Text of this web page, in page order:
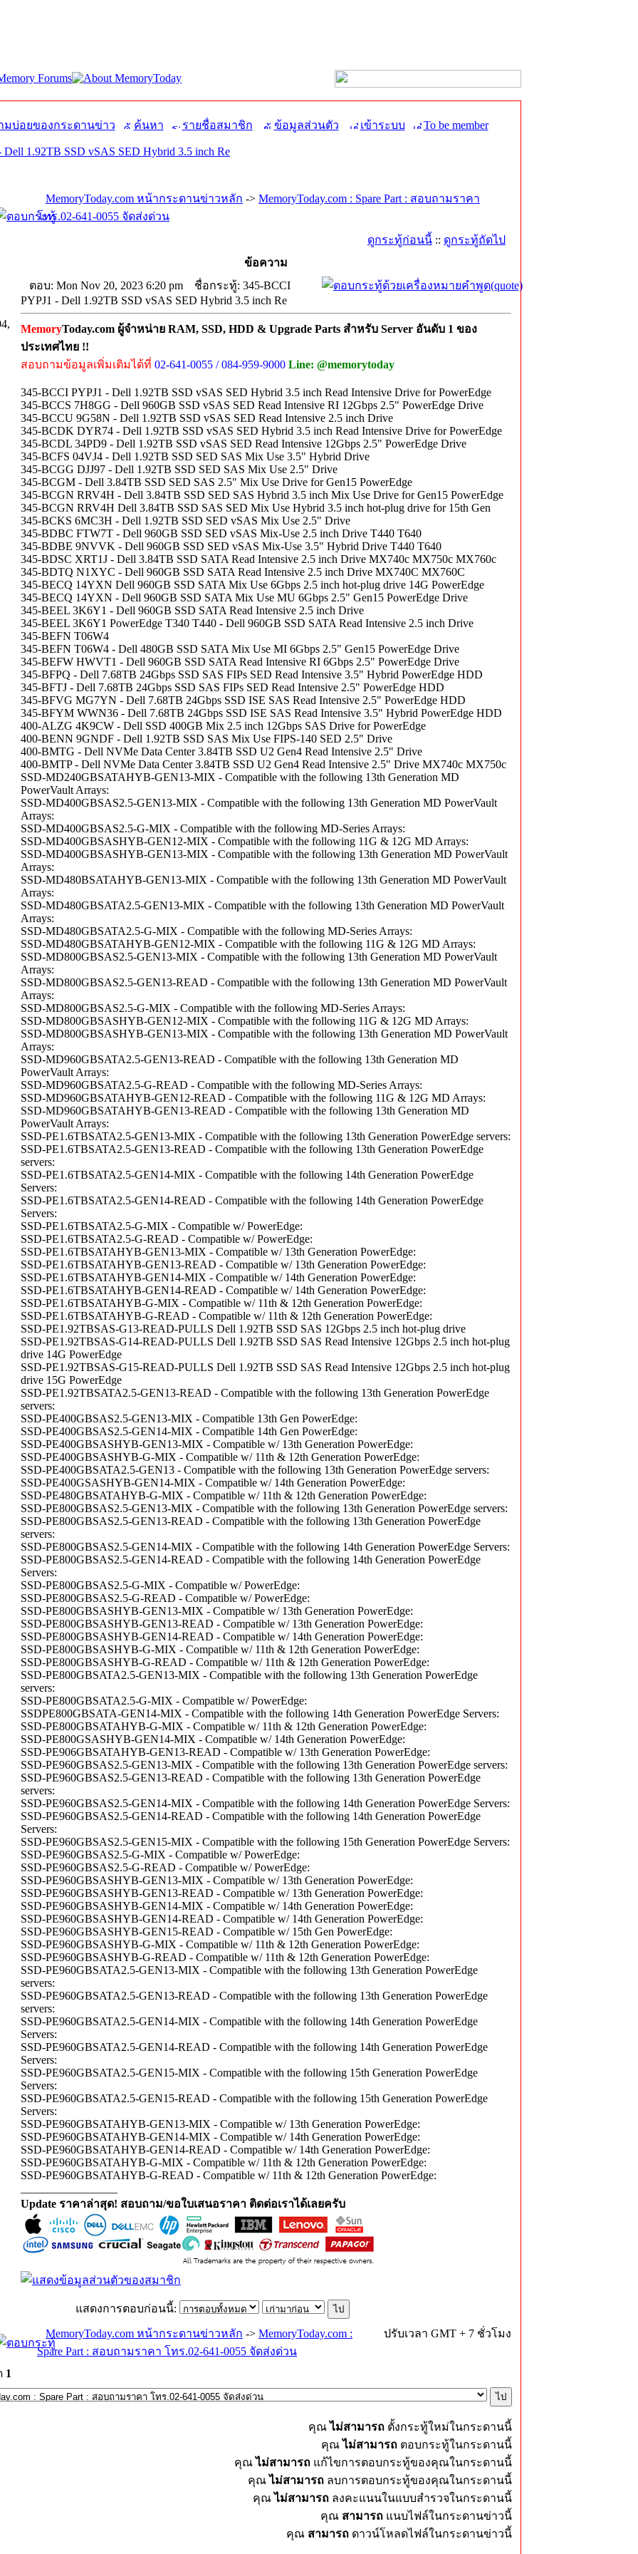
มบ่อยของกระดานข่าว ค้นหา รายชื่อสมาชิก ข้อมูลส่วนตัว เข้าระบบ To be member
Dell 1.92TB SSD vSAS SED Hybrid 3.5 inch Re
MemoryToday.com หน้ากระดานข่าวหลัก -> MemoryToday.com : Spare Part : สอบถามราคา
โทร.02-641-0055 จัดส่งด่วน
ดูกระทู้ก่อนนี้ :: ดูกระทู้ถัดไป
ข้อความ
ตอบ: Mon Nov 20, 2023 6:20 pm
ชื่อกระทู้: 345-BCCI
PYPJ1 - Dell 1.92TB SSD vSAS SED Hybrid 3.5 inch Re
MemoryToday.com ผู้จำหน่าย RAM, SSD, HDD & Upgrade Parts สำหรับ Server อันดับ 1 ของ
ประเทศไทย !!
สอบถามข้อมูลเพิ่มเติมได้ที่ 02-641-0055 / 084-959-9000 Line: @memorytoday
345-BCCI PYPJ1 - Dell 1.92TB SSD vSAS SED Hybrid 3.5 inch Read Intensive Drive for PowerEdge
345-BCCS 7H8GG - Dell 960GB SSD vSAS SED Read Intensive RI 12Gbps 2.5" PowerEdge Drive
345-BCCU 9G58N - Dell 1.92TB SSD vSAS SED Read Intensive 2.5 inch Drive
345-BCDK DYR74 - Dell 1.92TB SSD vSAS SED Hybrid 3.5 inch Read Intensive Drive for PowerEdge
345-BCDL 34PD9 - Dell 1.92TB SSD vSAS SED Read Intensive 12Gbps 2.5" PowerEdge Drive
345-BCFS 04VJ4 - Dell 1.92TB SSD SED SAS Mix Use 3.5" Hybrid Drive
345-BCGG DJJ97 - Dell 1.92TB SSD SED SAS Mix Use 2.5" Drive
345-BCGM - Dell 3.84TB SSD SED SAS 2.5" Mix Use Drive for Gen15 PowerEdge
345-BCGN RRV4H - Dell 3.84TB SSD SED SAS Hybrid 3.5 inch Mix Use Drive for Gen15 PowerEdge
345-BCGN RRV4H Dell 3.84TB SSD SAS SED Mix Use Hybrid 3.5 inch hot-plug drive for 15th Gen
345-BCKS 6MC3H - Dell 1.92TB SSD SED vSAS Mix Use 2.5" Drive
345-BDBC FTW7T - Dell 960GB SSD SED vSAS Mix-Use 2.5 inch Drive T440 T640
345-BDBE 9NVVK - Dell 960GB SSD SED vSAS Mix-Use 3.5" Hybrid Drive T440 T640
345-BDSC XRT1J - Dell 3.84TB SSD SATA Read Intensive 2.5 inch Drive MX740c MX750c MX760c
345-BDTQ N1XYC - Dell 960GB SSD SATA Read Intensive 2.5 inch Drive MX740C MX760C
345-BECQ 14YXN Dell 960GB SSD SATA Mix Use 6Gbps 2.5 inch hot-plug drive 14G PowerEdge
345-BECQ 14YXN - Dell 960GB SSD SATA Mix Use MU 6Gbps 2.5" Gen15 PowerEdge Drive
345-BEEL 3K6Y1 - Dell 960GB SSD SATA Read Intensive 2.5 inch Drive
345-BEEL 3K6Y1 PowerEdge T340 T440 - Dell 960GB SSD SATA Read Intensive 2.5 inch Drive
345-BEFN T06W4
345-BEFN T06W4 - Dell 480GB SSD SATA Mix Use MI 6Gbps 2.5" Gen15 PowerEdge Drive
345-BEFW HWVT1 - Dell 960GB SSD SATA Read Intensive RI 6Gbps 2.5" PowerEdge Drive
345-BFPQ - Dell 7.68TB 24Gbps SSD SAS FIPs SED Read Intensive 3.5" Hybrid PowerEdge HDD
345-BFTJ - Dell 7.68TB 24Gbps SSD SAS FIPs SED Read Intensive 2.5" PowerEdge HDD
345-BFVG MG7YN - Dell 7.68TB 24Gbps SSD ISE SAS Read Intensive 2.5" PowerEdge HDD
345-BFYM WWN36 - Dell 7.68TB 24Gbps SSD ISE SAS Read Intensive 3.5" Hybrid PowerEdge HDD
400-ALZG 4K9CW - Dell SSD 400GB Mix 2.5 inch 12Gbps SAS Drive for PowerEdge
400-BENN 9GNDF - Dell 1.92TB SSD SAS Mix Use FIPS-140 SED 2.5" Drive
400-BMTG - Dell NVMe Data Center 3.84TB SSD U2 Gen4 Read Intensive 2.5" Drive
400-BMTP - Dell NVMe Data Center 3.84TB SSD U2 Gen4 Read Intensive 2.5" Drive MX740c MX750c
SSD-MD240GBSATAHYB-GEN13-MIX - Compatible with the following 13th Generation MD
PowerVault Arrays:
SSD-MD400GBSAS2.5-GEN13-MIX - Compatible with the following 13th Generation MD PowerVault
Arrays:
SSD-MD400GBSAS2.5-G-MIX - Compatible with the following MD-Series Arrays:
SSD-MD400GBSASHYB-GEN12-MIX - Compatible with the following 11G & 12G MD Arrays:
SSD-MD400GBSASHYB-GEN13-MIX - Compatible with the following 13th Generation MD PowerVault
Arrays:
SSD-MD480BSATAHYB-GEN13-MIX - Compatible with the following 13th Generation MD PowerVault
Arrays:
SSD-MD480GBSATA2.5-GEN13-MIX - Compatible with the following 13th Generation MD PowerVault
Arrays:
SSD-MD480GBSATA2.5-G-MIX - Compatible with the following MD-Series Arrays:
SSD-MD480GBSATAHYB-GEN12-MIX - Compatible with the following 11G & 12G MD Arrays:
SSD-MD800GBSAS2.5-GEN13-MIX - Compatible with the following 13th Generation MD PowerVault
Arrays:
SSD-MD800GBSAS2.5-GEN13-READ - Compatible with the following 13th Generation MD PowerVault
Arrays:
SSD-MD800GBSAS2.5-G-MIX - Compatible with the following MD-Series Arrays:
SSD-MD800GBSASHYB-GEN12-MIX - Compatible with the following 11G & 12G MD Arrays:
SSD-MD800GBSASHYB-GEN13-MIX - Compatible with the following 13th Generation MD PowerVault
Arrays:
SSD-MD960GBSATA2.5-GEN13-READ - Compatible with the following 13th Generation MD
PowerVault Arrays:
SSD-MD960GBSATA2.5-G-READ - Compatible with the following MD-Series Arrays:
SSD-MD960GBSATAHYB-GEN12-READ - Compatible with the following 11G & 12G MD Arrays:
SSD-MD960GBSATAHYB-GEN13-READ - Compatible with the following 13th Generation MD
PowerVault Arrays:
SSD-PE1.6TBSATA2.5-GEN13-MIX - Compatible with the following 13th Generation PowerEdge servers:
SSD-PE1.6TBSATA2.5-GEN13-READ - Compatible with the following 13th Generation PowerEdge
servers:
SSD-PE1.6TBSATA2.5-GEN14-MIX - Compatible with the following 14th Generation PowerEdge
Servers:
SSD-PE1.6TBSATA2.5-GEN14-READ - Compatible with the following 14th Generation PowerEdge
Servers:
SSD-PE1.6TBSATA2.5-G-MIX - Compatible w/ PowerEdge:
SSD-PE1.6TBSATA2.5-G-READ - Compatible w/ PowerEdge:
SSD-PE1.6TBSATAHYB-GEN13-MIX - Compatible w/ 13th Generation PowerEdge:
SSD-PE1.6TBSATAHYB-GEN13-READ - Compatible w/ 13th Generation PowerEdge:
SSD-PE1.6TBSATAHYB-GEN14-MIX - Compatible w/ 14th Generation PowerEdge:
SSD-PE1.6TBSATAHYB-GEN14-READ - Compatible w/ 14th Generation PowerEdge:
SSD-PE1.6TBSATAHYB-G-MIX - Compatible w/ 11th & 12th Generation PowerEdge:
SSD-PE1.6TBSATAHYB-G-READ - Compatible w/ 11th & 12th Generation PowerEdge:
SSD-PE1.92TBSAS-G13-READ-PULLS Dell 1.92TB SSD SAS 12Gbps 2.5 inch hot-plug drive
SSD-PE1.92TBSAS-G14-READ-PULLS Dell 1.92TB SSD SAS Read Intensive 12Gbps 2.5 inch hot-plug
drive 14G PowerEdge
SSD-PE1.92TBSAS-G15-READ-PULLS Dell 1.92TB SSD SAS Read Intensive 12Gbps 2.5 inch hot-plug
drive 15G PowerEdge
SSD-PE1.92TBSATA2.5-GEN13-READ - Compatible with the following 13th Generation PowerEdge
servers:
SSD-PE400GBSAS2.5-GEN13-MIX - Compatible 13th Gen PowerEdge:
SSD-PE400GBSAS2.5-GEN14-MIX - Compatible 14th Gen PowerEdge:
SSD-PE400GBSASHYB-GEN13-MIX - Compatible w/ 13th Generation PowerEdge:
SSD-PE400GBSASHYB-G-MIX - Compatible w/ 11th & 12th Generation PowerEdge:
SSD-PE400GBSATA2.5-GEN13 - Compatible with the following 13th Generation PowerEdge servers:
SSD-PE400GSASHYB-GEN14-MIX - Compatible w/ 14th Generation PowerEdge:
SSD-PE480GBSATAHYB-G-MIX - Compatible w/ 11th & 12th Generation PowerEdge:
SSD-PE800GBSAS2.5-GEN13-MIX - Compatible with the following 13th Generation PowerEdge servers:
SSD-PE800GBSAS2.5-GEN13-READ - Compatible with the following 13th Generation PowerEdge
servers:
SSD-PE800GBSAS2.5-GEN14-MIX - Compatible with the following 14th Generation PowerEdge Servers:
SSD-PE800GBSAS2.5-GEN14-READ - Compatible with the following 14th Generation PowerEdge
Servers:
SSD-PE800GBSAS2.5-G-MIX - Compatible w/ PowerEdge:
SSD-PE800GBSAS2.5-G-READ - Compatible w/ PowerEdge:
SSD-PE800GBSASHYB-GEN13-MIX - Compatible w/ 13th Generation PowerEdge:
SSD-PE800GBSASHYB-GEN13-READ - Compatible w/ 13th Generation PowerEdge:
SSD-PE800GBSASHYB-GEN14-READ - Compatible w/ 14th Generation PowerEdge:
SSD-PE800GBSASHYB-G-MIX - Compatible w/ 11th & 12th Generation PowerEdge:
SSD-PE800GBSASHYB-G-READ - Compatible w/ 11th & 12th Generation PowerEdge:
SSD-PE800GBSATA2.5-GEN13-MIX - Compatible with the following 13th Generation PowerEdge
servers:
SSD-PE800GBSATA2.5-G-MIX - Compatible w/ PowerEdge:
SSDPE800GBSATA-GEN14-MIX - Compatible with the following 14th Generation PowerEdge Servers:
SSD-PE800GBSATAHYB-G-MIX - Compatible w/ 11th & 12th Generation PowerEdge:
SSD-PE800GSASHYB-GEN14-MIX - Compatible w/ 14th Generation PowerEdge:
SSD-PE906GBSATAHYB-GEN13-READ - Compatible w/ 13th Generation PowerEdge:
SSD-PE960GBSAS2.5-GEN13-MIX - Compatible with the following 13th Generation PowerEdge servers:
SSD-PE960GBSAS2.5-GEN13-READ - Compatible with the following 13th Generation PowerEdge
servers:
SSD-PE960GBSAS2.5-GEN14-MIX - Compatible with the following 14th Generation PowerEdge Servers:
SSD-PE960GBSAS2.5-GEN14-READ - Compatible with the following 14th Generation PowerEdge
Servers:
SSD-PE960GBSAS2.5-GEN15-MIX - Compatible with the following 15th Generation PowerEdge Servers:
SSD-PE960GBSAS2.5-G-MIX - Compatible w/ PowerEdge:
SSD-PE960GBSAS2.5-G-READ - Compatible w/ PowerEdge:
SSD-PE960GBSASHYB-GEN13-MIX - Compatible w/ 13th Generation PowerEdge:
SSD-PE960GBSASHYB-GEN13-READ - Compatible w/ 13th Generation PowerEdge:
SSD-PE960GBSASHYB-GEN14-MIX - Compatible w/ 14th Generation PowerEdge:
SSD-PE960GBSASHYB-GEN14-READ - Compatible w/ 14th Generation PowerEdge:
SSD-PE960GBSASHYB-GEN15-READ - Compatible w/ 15th Gen PowerEdge:
SSD-PE960GBSASHYB-G-MIX - Compatible w/ 11th & 12th Generation PowerEdge:
SSD-PE960GBSASHYB-G-READ - Compatible w/ 11th & 12th Generation PowerEdge:
SSD-PE960GBSATA2.5-GEN13-MIX - Compatible with the following 13th Generation PowerEdge
servers:
SSD-PE960GBSATA2.5-GEN13-READ - Compatible with the following 13th Generation PowerEdge
servers:
SSD-PE960GBSATA2.5-GEN14-MIX - Compatible with the following 14th Generation PowerEdge
Servers:
SSD-PE960GBSATA2.5-GEN14-READ - Compatible with the following 14th Generation PowerEdge
Servers:
SSD-PE960GBSATA2.5-GEN15-MIX - Compatible with the following 15th Generation PowerEdge
Servers:
SSD-PE960GBSATA2.5-GEN15-READ - Compatible with the following 15th Generation PowerEdge
Servers:
SSD-PE960GBSATAHYB-GEN13-MIX - Compatible w/ 13th Generation PowerEdge:
SSD-PE960GBSATAHYB-GEN14-MIX - Compatible w/ 14th Generation PowerEdge:
SSD-PE960GBSATAHYB-GEN14-READ - Compatible w/ 14th Generation PowerEdge:
SSD-PE960GBSATAHYB-G-MIX - Compatible w/ 11th & 12th Generation PowerEdge:
SSD-PE960GBSATAHYB-G-READ - Compatible w/ 11th & 12th Generation PowerEdge:
Update ราคาล่าสุด! สอบถาม/ขอใบเสนอราคา ติดต่อเราได้เลยครับ
แสดงการตอบก่อนนี้:
MemoryToday.com หน้ากระดานข่าวหลัก -> MemoryToday.com :
Spare Part : สอบถามราคา โทร.02-641-0055 จัดส่งด่วน
ปรับเวลา GMT + 7 ชั่วโมง
1
คุณไม่สามารถ ตั้งกระทู้ใหม่ในกระดานนี้
คุณไม่สามารถ ตอบกระทู้ในกระดานนี้
คุณไม่สามารถ แก้ไขการตอบกระทู้ของคุณในกระดานนี้
คุณไม่สามารถ ลบการตอบกระทู้ของคุณในกระดานนี้
คุณไม่สามารถ ลงคะแนนในแบบสำรวจในกระดานนี้
คุณ สามารถ แนบไฟล์ในกระดานข่าวนี้
คุณ สามารถ ดาวน์โหลดไฟล์ในกระดานข่าวนี้